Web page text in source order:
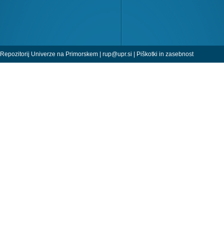
Repozitorij Univerze na Primorskem | rup@upr.si | Piškotki in zasebnost